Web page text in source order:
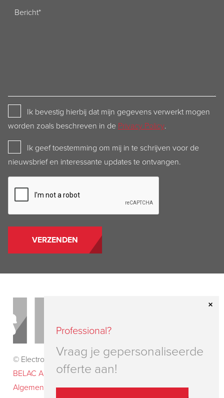
Bericht
Privacy
Policy
Ik bevestig hierbij dat mijn gegevens verwerkt mogen
worden zoals beschreven in de Privacy Policy.
Newsletter
Ik geef toestemming om mij in te schrijven voor de
nieuwsbrief en interessante updates te ontvangen.
© Electro-Test 2026
BELAC Accreditatiecertificaat nr. 234-INSP
Algemene voorwaarden–Disclaimer & privacy–
Professional?
Vraag je gepersonaliseerde
offerte aan!